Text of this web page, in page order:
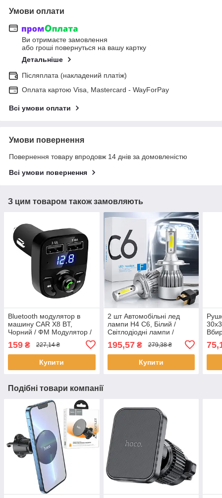
Умови оплати
Ви отримаєте замовлення
або гроші повернуться на вашу картку
Детальніше
Післяплата (накладений платіж)
Оплата картою Visa, Mastercard - WayForPay
Всі умови оплати
Умови повернення
Повернення товару впродовж 14 днів за домовленістю
Всі умови повернення
З цим товаром також замовляють
Bluetooth модулятор в
машину CAR X8 BT,
Чорний / ФМ Модулятор /
ФМ Трансмітер з блютуз /
Блютуз модулятор
159 ₴ 227,14 ₴
Купити
2 шт Автомобільні лед
лампи H4 C6, Білий /
Світлодіодні лампи /
для авто
195,57₴ 279,38 ₴
Купити
Подібні товари компанії